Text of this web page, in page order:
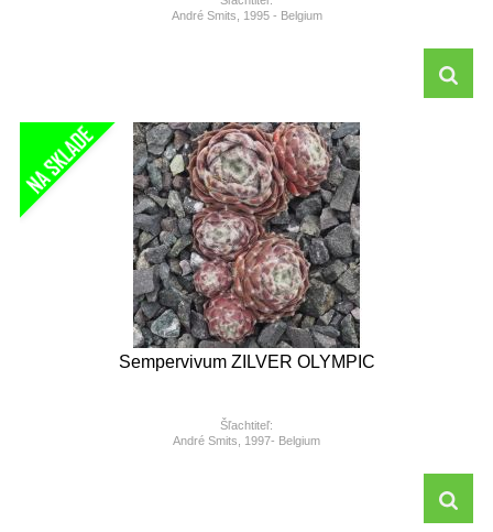
André Smits, 1995 - Belgium
Sempervivum ZILVER OLYMPIC
Šľachtiteľ:
André Smits, 1997- Belgium